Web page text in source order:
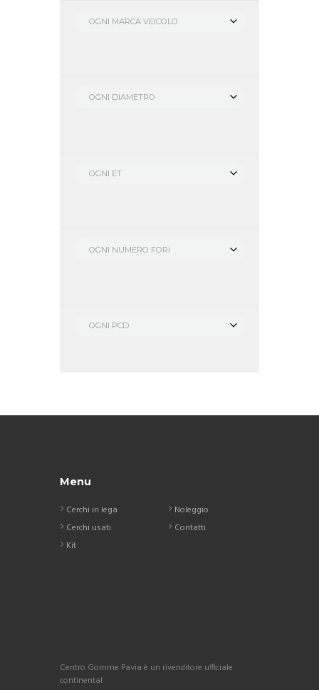
OGNI MARCA VEICOLO
OGNI DIAMETRO
OGNI ET
OGNI NUMERO FORI
OGNI PCD
Menu
Cerchi in lega
Cerchi usati
Kit
Noleggio
Contatti
Centro Gomme Pavia è un rivenditore ufficiale
continental